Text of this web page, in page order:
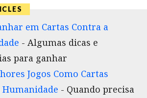
em Cartas Contra a
- Algumas dicas e
para ganhar
Jogos Como Cartas
Humanidade - Quando precisa